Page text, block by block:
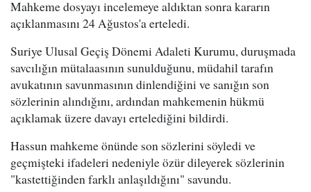
Mahkeme dosyayı incelemeye aldıktan sonra kararın
açıklanmasını 24 Ağustos'a erteledi.
Suriye Ulusal Geçiş Dönemi Adaleti Kurumu, duruşmada
savcılığın mütalaasının sunulduğunu, müdahil tarafın
avukatının savunmasının dinlendiğini ve sanığın son
sözlerinin alındığını, ardından mahkemenin hükmü
açıklamak üzere davayı ertelediğini bildirdi.
Hassun mahkeme önünde son sözlerini söyledi ve
geçmişteki ifadeleri nedeniyle özür dileyerek sözlerinin
"kastettiğinden farklı anlaşıldığını" savundu.